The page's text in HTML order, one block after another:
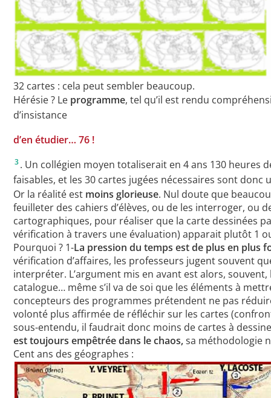
32 cartes : cela peut sembler beaucoup.
Hérésie ? Le programme, tel qu’il est rendu
d’insistance
d’en étudier… 76 !
3. Un collégien moyen totaliserait en 4 ans 130 heures
faisables, et les 30 cartes jugées nécessaires sont donc
Or la réalité est moins glorieuse. Nul doute que
feuilleter des cahiers d’élèves, ou de les interroger, ou
cartographiques, pour réaliser que la carte dessinées
vérification à travers une évaluation) apparait plutôt 1
Pourquoi ? 1-La pression du temps est de plus en plus
vérification d’affaires, les professeurs jugent souvent
interpréter. L’argument mis en avant est alors,
catalogue… même s’il va de soi que les éléments à
concepteurs des programmes prétendent ne pas
volonté plus affirmée de réfléchir sur les cartes
sous-entendu, il faudrait donc moins de cartes à
est toujours empêtrée dans le chaos,sa méthodologie
Cent ans des géographes :